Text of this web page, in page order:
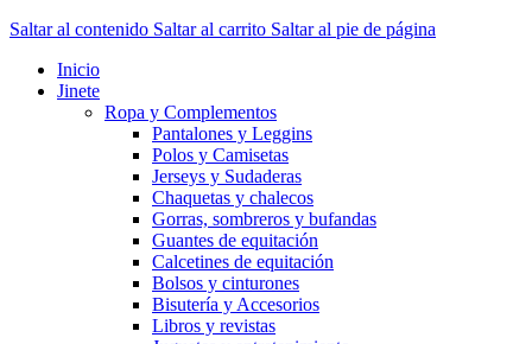
Saltar al contenido Saltar al carrito Saltar al pie de página
Inicio
Jinete
Ropa y Complementos
Pantalones y Leggins
Polos y Camisetas
Jerseys y Sudaderas
Chaquetas y chalecos
Gorras, sombreros y bufandas
Guantes de equitación
Calcetines de equitación
Bolsos y cinturones
Bisutería y Accesorios
Libros y revistas